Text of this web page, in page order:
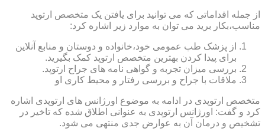
از جمله اقداماتی که می توانید برای یافتن یک متخصص ارتوپد
مناسب،بکار برید می توان به موارد زیر اشاره کرد:
از پزشک طب عمومی خود،خانواده و دوستان و منابع آنلاین
برای پیدا کردن بهترین متخصص ارتوپد کمک بگیرید.
بررسی میزان تجربه و گواهی نامه های جراح ارتوپد.
ملاقات با جراح و بررسی رفتار و محیط کاری او
متخصص ارتوپدی در ادامه به موضوع اورژانس های ارتوپدی اشاره
کرد و گفت: اورژانس ارتوپدی به عنوانی اطلاق شده که تاخیر در
تشخیص و درمان آن به عوارض جدی منتهی می شود.